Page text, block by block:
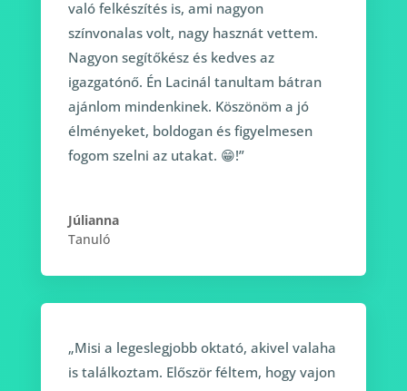
való felkészítés is, ami nagyon
színvonalas volt, nagy hasznát vettem.
Nagyon segítőkész és kedves az
igazgatónő. Én Lacinál tanultam bátran
ajánlom mindenkinek. Köszönöm a jó
élményeket, boldogan és figyelmesen
fogom szelni az utakat. 😁!”
Júlianna
Tanuló
„Misi a legeslegjobb oktató, akivel valaha
is találkoztam. Először féltem, hogy vajon